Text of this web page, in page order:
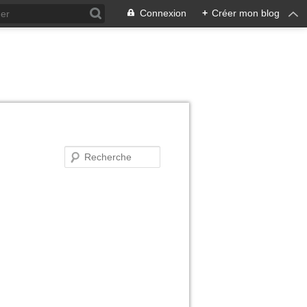
Connexion + Créer mon blog